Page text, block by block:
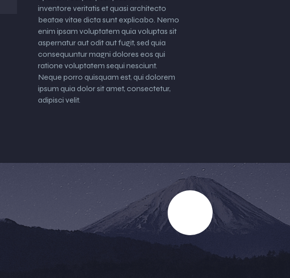
inventore veritatis et quasi architecto
beatae vitae dicta sunt explicabo. Nemo
enim ipsam voluptatem quia voluptas sit
aspernatur aut odit aut fugit, sed quia
consequuntur magni dolores eos qui
ratione voluptatem sequi nesciunt.
Neque porro quisquam est, qui dolorem
ipsum quia dolor sit amet, consectetur,
adipisci velit.